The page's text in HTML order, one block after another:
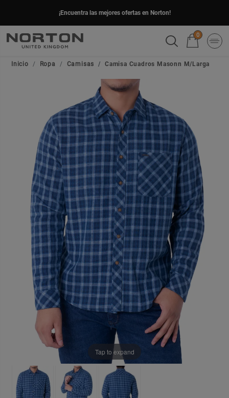
¡Encuentra las mejores ofertas en Norton!
0
Inicio Ropa Camisas Camisa Cuadros Masonn M/Larga
Tap to expand